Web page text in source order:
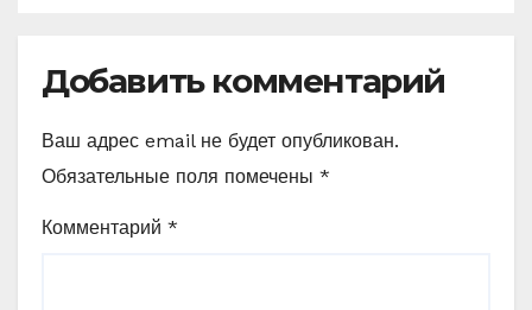
Добавить комментарий
Ваш адрес email не будет опубликован.
Обязательные поля помечены *
Комментарий *